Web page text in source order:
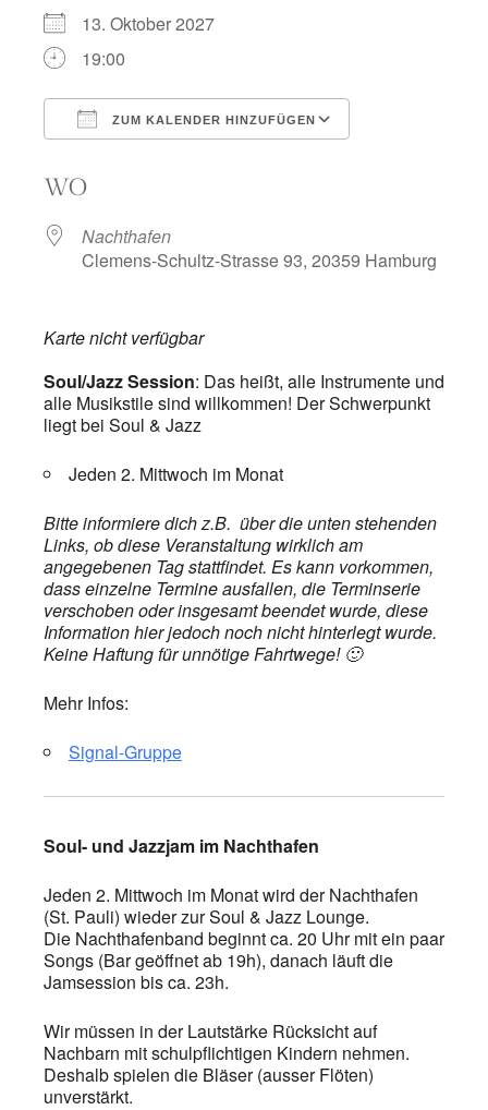
13. Oktober 2027
19:00
ZUM KALENDER HINZUFÜGEN
WO
Nachthafen
Clemens-Schultz-Strasse 93, 20359 Hamburg
Karte nicht verfügbar
Soul/Jazz Session: Das heißt, alle Instrumente und
alle Musikstile sind willkommen! Der Schwerpunkt
liegt bei Soul & Jazz
Jeden 2. Mittwoch im Monat
Bitte informiere dich z.B. über die unten stehenden
Links, ob diese Veranstaltung wirklich am
angegebenen Tag stattfindet. Es kann vorkommen,
dass einzelne Termine ausfallen, die Terminserie
verschoben oder insgesamt beendet wurde, diese
Information hier jedoch noch nicht hinterlegt wurde.
Keine Haftung für unnötige Fahrtwege! 🙂
Mehr Infos:
Signal-Gruppe
Soul- und Jazzjam im Nachthafen
Jeden 2. Mittwoch im Monat wird der Nachthafen
(St. Pauli) wieder zur Soul & Jazz Lounge.
Die Nachthafenband beginnt ca. 20 Uhr mit ein paar
Songs (Bar geöffnet ab 19h), danach läuft die
Jamsession bis ca. 23h.
Wir müssen in der Lautstärke Rücksicht auf
Nachbarn mit schulpflichtigen Kindern nehmen.
Deshalb spielen die Bläser (ausser Flöten)
unverstärkt.